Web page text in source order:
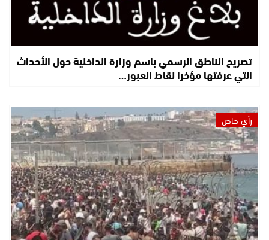
تصريح الناطق الرسمي باسم وزارة الداخلية حول الأحداث
التي عرفتها مؤخرا نقاط العبور…
رأي خاص